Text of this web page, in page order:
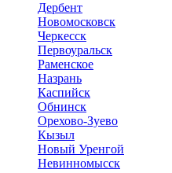
Дербент
Новомосковск
Черкесск
Первоуральск
Раменское
Назрань
Каспийск
Обнинск
Орехово-Зуево
Кызыл
Новый Уренгой
Невинномысск